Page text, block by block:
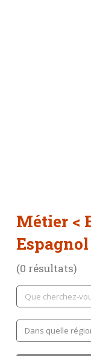
Métier <
Espagnol
(0 résultats)